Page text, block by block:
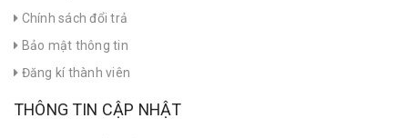
Chính sách đổi trả
Bảo mật thông tin
Đăng kí thành viên
THÔNG TIN CẬP NHẬT